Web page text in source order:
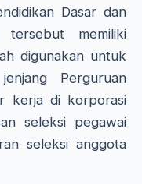
Dasar dan
tersebut memiliki
digunakan untuk
Perguruan
kerja di korporasi
seleksi pegawai
seleksi anggota